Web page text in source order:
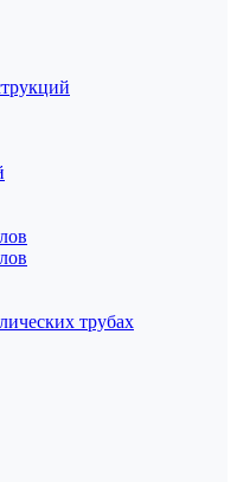
трубах